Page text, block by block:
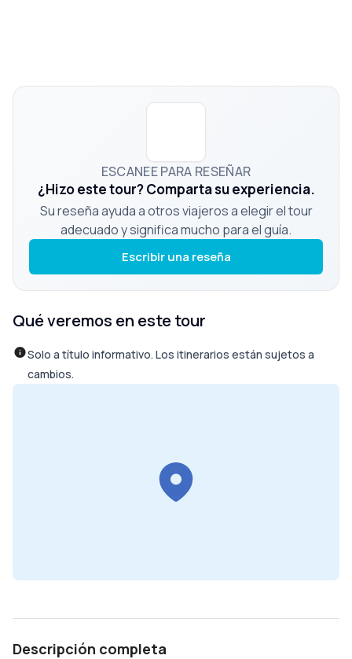
ESCANEE PARA RESEÑAR
¿Hizo este tour? Comparta su experiencia.
Su reseña ayuda a otros viajeros a elegir el tour
adecuado y significa mucho para el guía.
Escribir una reseña
Qué veremos en este tour
Solo a título informativo. Los itinerarios están sujetos a
cambios.
Descripción completa